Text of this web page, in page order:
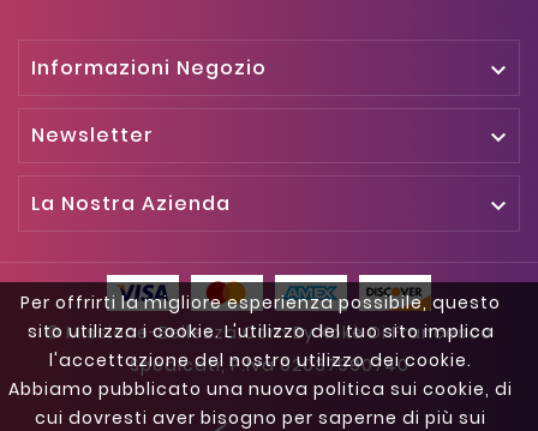
Per offrirti la migliore esperienza possibile, questo
sito utilizza i cookie. L'utilizzo del tuo sito implica
l'accettazione del nostro utilizzo dei cookie.
Abbiamo pubblicato una nuova politica sui cookie, di
cui dovresti aver bisogno per saperne di più sui
Informazioni Negozio 
Newsletter 
La Nostra Azienda 
© Missione-Bellezza.com By Kokè Di Francesco
Spedicati, P.iva 02037990740